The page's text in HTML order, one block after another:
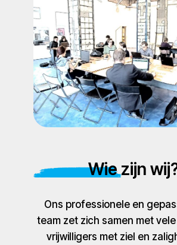
Wie zijn
Ons professionele en
team zet zich samen met
vrijwilligers met ziel en